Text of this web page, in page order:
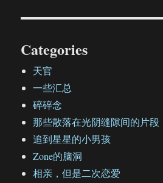
Categories
天官
一些汇总
碎碎念
那些散落在光阴缝隙间的片段
追到星星的小男孩
Zone的脑洞
相亲，但是二次恋爱